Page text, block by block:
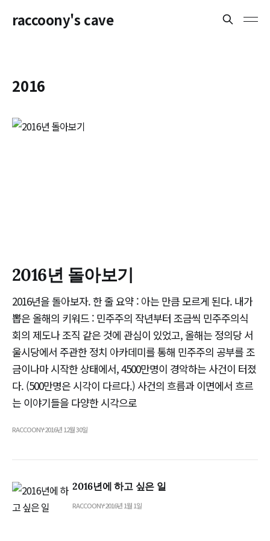
raccoony's cave
2016
2016년 돌아보기
2016년을 돌아보자. 한 줄 요약 : 아는 만큼 모르게 된다. 내가
뽑은 올해의 키워드 : 민주주의 작년부터 조금씩 민주주의식
회의 제도나 조직 같은 것에 관심이 있었고, 올해는 정의당 서
울시당에서 주관한 정치 아카데미를 통해 민주주의 공부를 조
금이나마 시작한 상태에서, 4500만명이 경악하는 사건이 터졌
다. (500만명은 시각이 다르다.) 사건의 흐름과 이면에서 흐르
는 이야기들을 다양한 시각으로
RACCOONY2016년 12월 30일
2016년에 하고 싶은 일
RACCOONY2016년 1월 1일